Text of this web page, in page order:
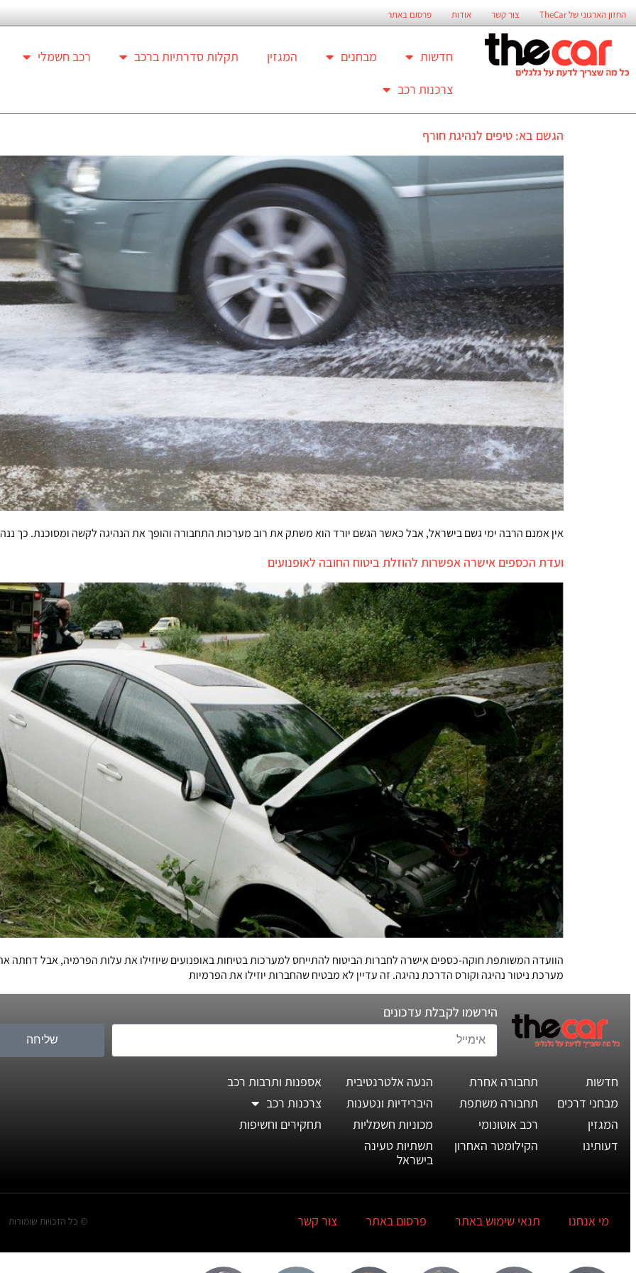
החזון הארגוני של TheCar צור קשר אודות פרסום באתר
חדשות מבחנים המגזין תקלות סדרתיות ברכב
רכב חשמלי
צרכנות רכב
הגשם בא: טיפים לנהיגת חורף
אין אמנם הרבה ימי גשם בישראל, אבל כאשר הגשם יורד הוא משתק את רוב מערכות התחבורה והופך את הנהיגה לקשה ומסוכנת. כך
ועדת הכספים אישרה אפשרות להוזלת ביטוח החובה לאופנועים
הוועדה המשותפת חוקה-כספים אישרה לחברות הביטוח להתייחס למערכות בטיחות באופנועים שיוזילו את עלות הפרמיה, אבל דחתה
מערכת ניטור נהיגה וקורס הדרכת נהיגה. זה עדיין לא מבטיח שהחברות יוזילו את הפרמיות
הירשמו לקבלת עדכונים
שליחה
חדשות
מבחני דרכים
המגזין
דעותינו
תחבורה אחרת
תחבורה משתפת
רכב אוטונומי
הקילומטר האחרון
הנעה אלטרנטיבית
היברידיות ונטענות
מכוניות חשמליות
תשתיות טעינה
בישראל
אספנות ותרבות רכב
צרכנות רכב
תחקירים וחשיפות
מי אנחנו תנאי שימוש באתר פרסום באתר צור קשר © כל הזכויות שומורות